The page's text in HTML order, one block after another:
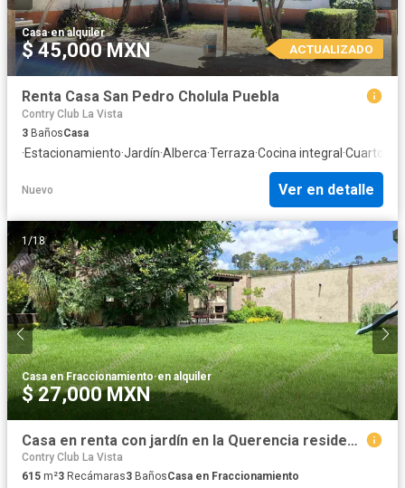
Casa·en alquiler
$ 45,000 MXN ACTUALIZADO
Renta Casa San Pedro Cholula Puebla
Contry Club La Vista
3 BañosCasa
·Estacionamiento·Jardín·Alberca·Terraza·Cocina integral ·Cuarto de
Nuevo Ver en detalle
1 /18
Casa en Fraccionamiento·en alquiler
$ 27,000 MXN
Casa en renta con jardín en la Querencia residencial
Contry Club La Vista
615 m²3 Recámaras3 BañosCasa en Fraccionamiento